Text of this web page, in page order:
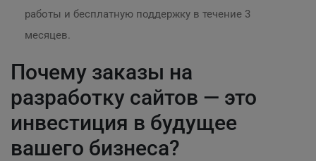
работы и бесплатную поддержку в течение 3
месяцев.
Почему заказы на
разработку сайтов — это
инвестиция в будущее
вашего бизнеса?